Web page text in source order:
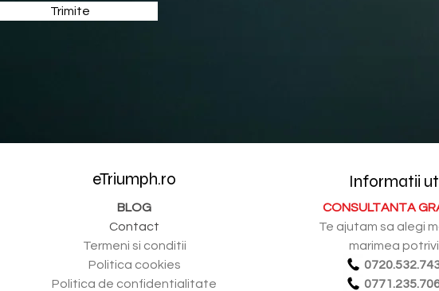
Trimite
eTriumph.ro
BLOG
Contact
Termeni si conditii
Politica cookies
Politica de confidentialitate
Informatii
CONSULTANTA
Te ajutam sa alegi
marimea